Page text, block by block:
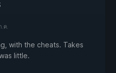
.ค.
with the cheats. Takes
little.